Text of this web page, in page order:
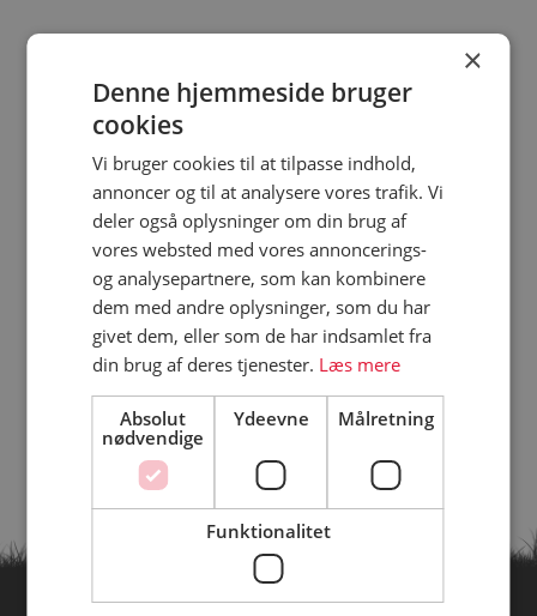
Vi beklager. Siden du forsøgte at tilgå findes ikke.
×
Denne hjemmeside bruger
cookies
Vi bruger cookies til at tilpasse indhold,
annoncer og til at analysere vores trafik. Vi
deler også oplysninger om din brug af
vores websted med vores annoncerings-
og analysepartnere, som kan kombinere
dem med andre oplysninger, som du har
givet dem, eller som de har indsamlet fra
din brug af deres tjenester. Læs mere
Absolut
nødvendige
Ydeevne Målretning
Funktionalitet